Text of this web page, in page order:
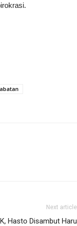
Next article
Hasto Disambut Haru